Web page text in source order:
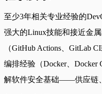
至少3年相关专业经验的
强大的Linux技能和接近金
（GitHub Actions、GitLab
编排经验（Docker、Docker
解软件安全基础——供应链